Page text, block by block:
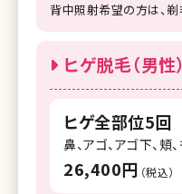
背中照射希望の方は、
ヒゲ脱毛（男性）
ヒゲ全部位5回
鼻、アゴ、アゴ下、頬
26,400円 （税込）